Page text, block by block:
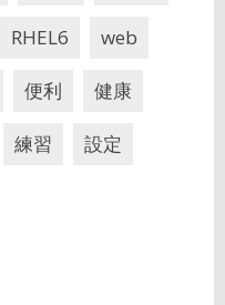
RHEL6 web
便利 健康
練習 設定